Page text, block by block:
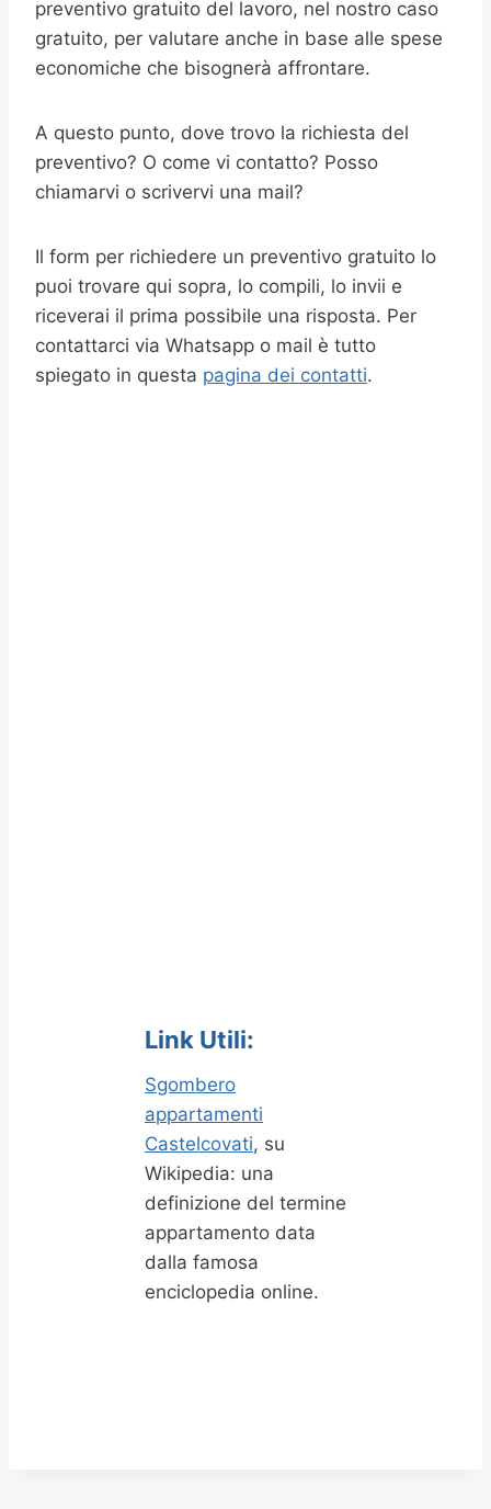
preventivo gratuito del lavoro, nel nostro caso
gratuito, per valutare anche in base alle spese
economiche che bisognerà affrontare.
A questo punto, dove trovo la richiesta del
preventivo? O come vi contatto? Posso
chiamarvi o scrivervi una mail?
Il form per richiedere un preventivo gratuito lo
puoi trovare qui sopra, lo compili, lo invii e
riceverai il prima possibile una risposta. Per
contattarci via Whatsapp o mail è tutto
spiegato in questa pagina dei contatti.
Link Utili:
Sgombero
appartamenti
Castelcovati, su
Wikipedia: una
definizione del termine
appartamento data
dalla famosa
enciclopedia online.